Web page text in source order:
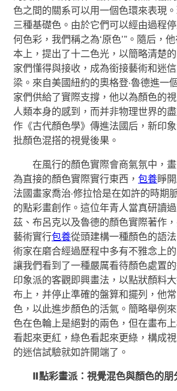
色之間的關系可以用一個色環來表現
三種基礎色。由於它們可以經由過程
何色彩，我們稱之為‘原色’”。隨后，
本上，提出了十二色光，以簡略清楚
家們懂得與接收，成為銜接藝術和迷
梁。來自美國紐約的奧格登·魯德進一
家們供給了實際支撐，他以為顏色的
人類本身的感到，而并非物理世界的
作《古代顏色學》傳進法國后，新印
批顏色混搭的視覺後果。
在風行的顏色實際會商氣氛中，
為直接的顏色實際實行東西，包養睜
法國畫家喬治·修拉恰是在如許的時期
的點彩畫創作。這位年青人當真研讀
茲、布呂克以及魯德的顏色實際著作
藝術實行包養從頭建構一種顏色的語
術家在磨合經過歷程中多有不雅念上
讓我們看到了一種嚴厲看待顏色處置
印象派的客觀即興畫法，以點狀顏料
布上，并停止準確的盤算和擺列，他
色，以此進步顏色的活氣。簡略舉例
色在色輪上是絕對的兩色，但在畫布
看起來更紅，綠色看起來更綠，構成
的迷信試驗就如許開端了。
Ⅱ點彩畫派：視覺混色與顏色的朋